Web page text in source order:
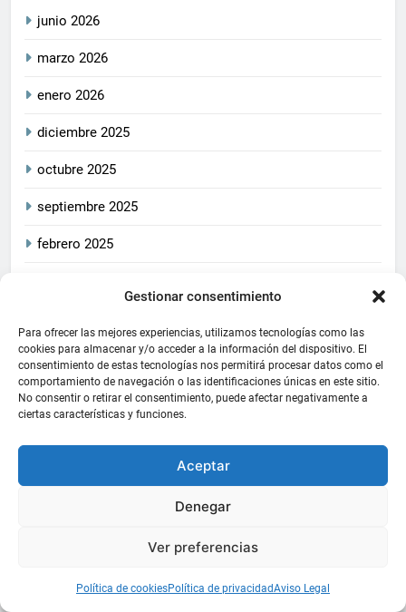
Gestionar consentimiento
Para ofrecer las mejores experiencias, utilizamos tecnologías como las
cookies para almacenar y/o acceder a la información del dispositivo. El
consentimiento de estas tecnologías nos permitirá procesar datos como el
comportamiento de navegación o las identificaciones únicas en este sitio.
No consentir o retirar el consentimiento, puede afectar negativamente a
ciertas características y funciones.
Aceptar
Denegar
Ver preferencias
Política de cookiesPolítica de privacidadAviso Legal
junio 2026
marzo 2026
enero 2026
diciembre 2025
octubre 2025
septiembre 2025
febrero 2025
octubre 2024
junio 2024